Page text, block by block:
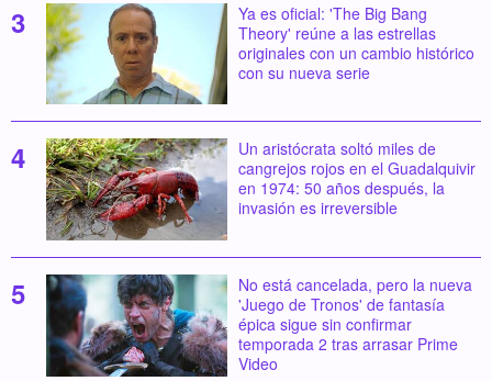
Ya es oficial: 'The Big Bang
Theory' reúne a las estrellas
originales con un cambio histórico
con su nueva serie
Un aristócrata soltó miles de
cangrejos rojos en el Guadalquivir
en 1974: 50 años después, la
invasión es irreversible
No está cancelada, pero la nueva
'Juego de Tronos' de fantasía
épica sigue sin confirmar
temporada 2 tras arrasar Prime
Video